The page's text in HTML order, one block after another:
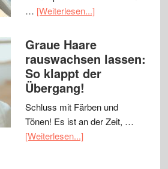
… [Weiterlesen...]
Graue Haare
rauswachsen lassen:
So klappt der
Übergang!
Schluss mit Färben und
Tönen! Es ist an der Zeit, …
[Weiterlesen...]